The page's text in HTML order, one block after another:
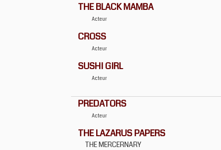
THE BLACK MAMBA
Acteur
CROSS
Acteur
SUSHI GIRL
Acteur
PREDATORS
Acteur
THE LAZARUS PAPERS
THE MERCERNARY